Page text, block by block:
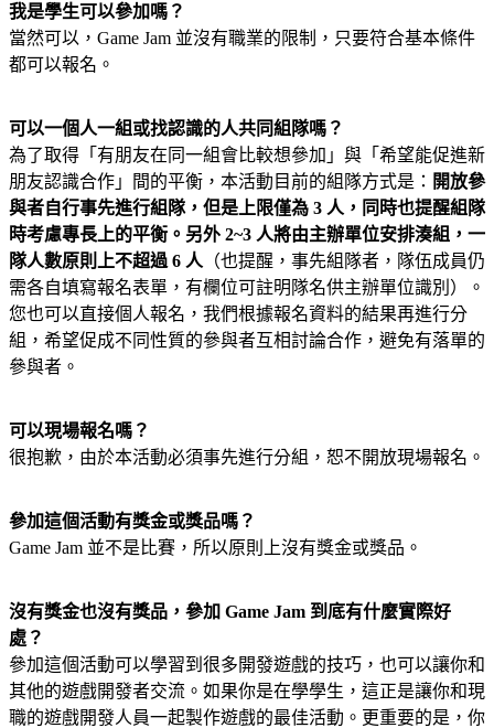
我是學生可以參加嗎？
當然可以，Game Jam 並沒有職業的限制，只要符合基本條件
都可以報名。
可以一個人一組或找認識的人共同組隊嗎？
為了取得「有朋友在同一組會比較想參加」與「希望能促進新
朋友認識合作」間的平衡，本活動目前的組隊方式是： 開放參
與者自行事先進行組隊，但是上限僅為 3 人，同時也提醒組隊
時考慮專長上的平衡。另外 2~3 人將由主辦單位安排湊組，一
隊人數原則上不超過 6 人 （也提醒， 事先組隊者，隊伍成員仍
需各自填寫報名表單，有欄位可註明隊名供主辦單位識別 ）。
您也可以直接個人報名，我們根據報名資料的結果再進行分
組，希望促成不同性質的參與者互相討論合作，避免有落單的
參與者。
可以現場報名嗎？
很抱歉，由於本活動必須事先進行分組，恕不開放現場報名。
參加這個活動有獎金或獎品嗎？
Game Jam 並不是比賽，所以原則上沒有獎金或獎品。
沒有獎金也沒有獎品，參加 Game Jam 到底有什麼實際好
處？
參加這個活動可以學習到很多開發遊戲的技巧，也可以讓你和
其他的遊戲開發者交流。如果你是在學學生，這正是讓你和現
職的遊戲開發人員一起製作遊戲的最佳活動。更重要的是，你